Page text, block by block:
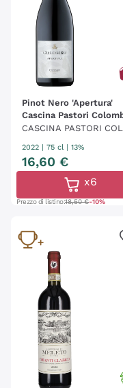
Pinot Nero 'Apertura'
Cascina Pastori
CASCINA PASTORI
MBO
2022 75 cl | 13%
16,60 €
Prezzo di listino:18,50 €-10%
x6